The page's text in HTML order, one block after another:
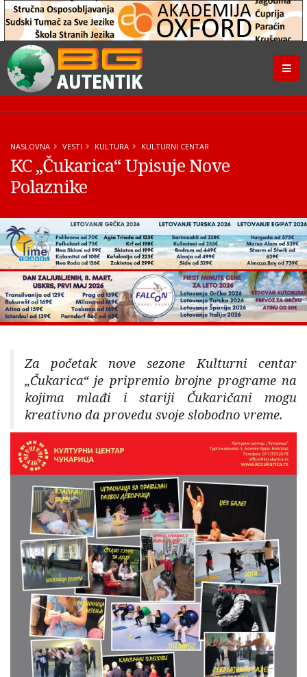
NASLOVNA VESTI KULTURA KULTURNI CENTAR
KC „Čukarica“ Upisuje Nove
Polaznike
Za početak nove sezone Kulturni centar
„Čukarica“ je pripremio brojne programe na
kojima mlađi i stariji Čukaričani mogu
kreativno da provedu svoje slobodno vreme.